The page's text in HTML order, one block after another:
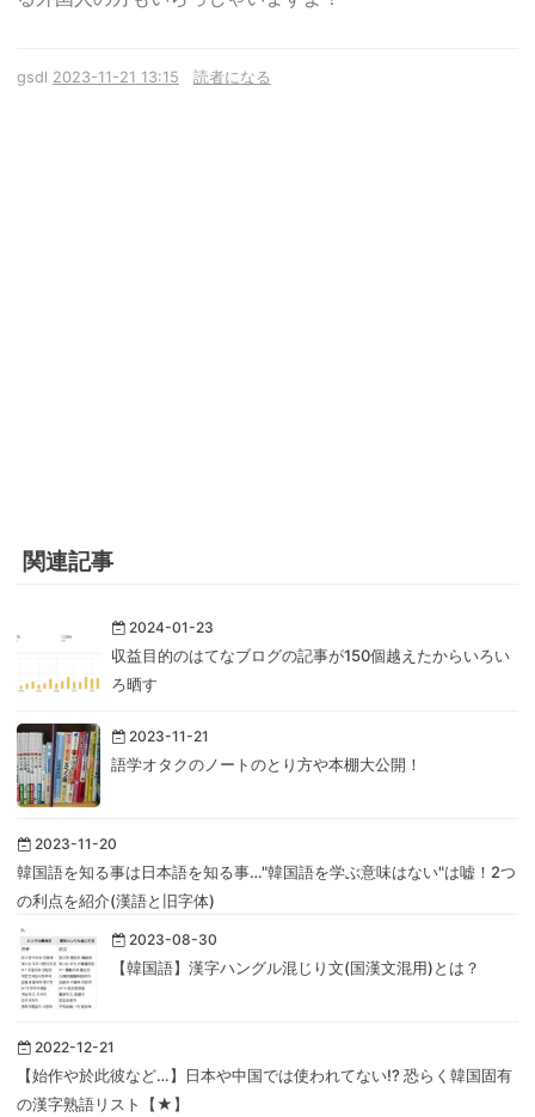
gsdl 2023-11-21 13:15 読者になる
関連記事
2024-01-23
収益目的のはてなブログの記事が150個越えたからいろい
ろ晒す
2023-11-21
語学オタクのノートのとり方や本棚大公開！
2023-11-20
韓国語を知る事は日本語を知る事…"韓国語を学ぶ意味はない"は嘘！2つ
の利点を紹介(漢語と旧字体)
2023-08-30
【韓国語】漢字ハングル混じり文(国漢文混用)とは？
2022-12-21
【始作や於此彼など…】日本や中国では使われてない!? 恐らく韓国固有
の漢字熟語リスト【★】